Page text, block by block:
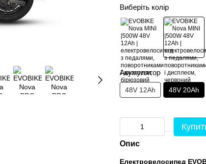
Виберіть колір
Акумулятор
48V 12Ah 48V 20Ah
Опис
Електровелосипед